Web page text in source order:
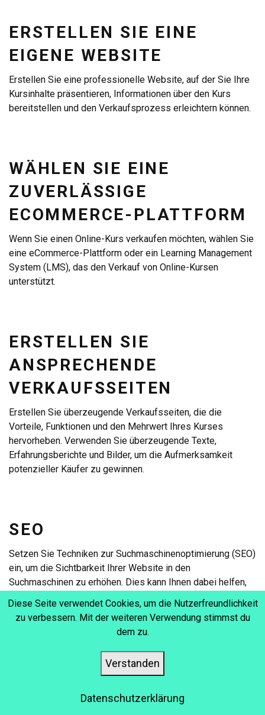
ERSTELLEN SIE EINE
EIGENE WEBSITE
Erstellen Sie eine professionelle Website, auf der Sie Ihre
Kursinhalte präsentieren, Informationen über den Kurs
bereitstellen und den Verkaufsprozess erleichtern können.
WÄHLEN SIE EINE
ZUVERLÄSSIGE
ECOMMERCE-PLATTFORM
Wenn Sie einen Online-Kurs verkaufen möchten, wählen Sie
eine eCommerce-Plattform oder ein Learning Management
System (LMS), das den Verkauf von Online-Kursen
unterstützt.
ERSTELLEN SIE
ANSPRECHENDE
VERKAUFSSEITEN
Erstellen Sie überzeugende Verkaufsseiten, die die
Vorteile, Funktionen und den Mehrwert Ihres Kurses
hervorheben. Verwenden Sie überzeugende Texte,
Erfahrungsberichte und Bilder, um die Aufmerksamkeit
potenzieller Käufer zu gewinnen.
SEO
Setzen Sie Techniken zur Suchmaschinenoptimierung (SEO)
ein, um die Sichtbarkeit Ihrer Website in den
Suchmaschinen zu erhöhen. Dies kann Ihnen dabei helfen,
SETZEN SIE E-MAIL-
MARKETING EIN
Erstellen Sie eine E-Mail-Liste und versenden Sie gezielte
Diese Seite verwendet Cookies, um die Nutzerfreundlichkeit
zu verbessern. Mit der weiteren Verwendung stimmst du
dem zu.
Verstanden
Datenschutzerklärung